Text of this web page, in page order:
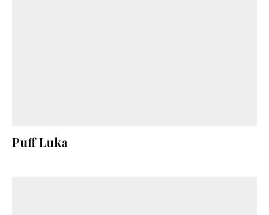
Puff Luka